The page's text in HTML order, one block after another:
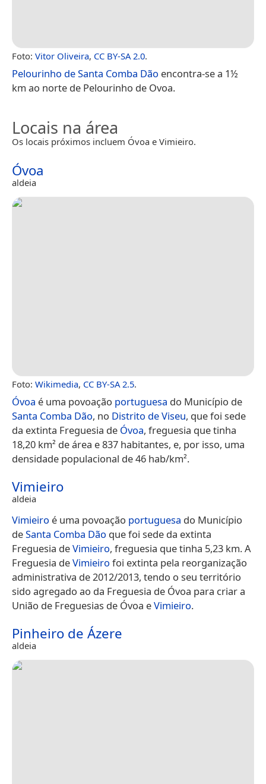
Foto: Vitor Oliveira, CC BY-SA 2.0.
Pelourinho de Santa Comba Dão encontra-se a 1½
km ao norte de Pelourinho de Ovoa.
Locais na área
Os locais próximos incluem Óvoa e Vimieiro.
Óvoa
aldeia
Foto: Wikimedia, CC BY-SA 2.5.
Óvoa é uma povoação portuguesa do Município de
Santa Comba Dão, no Distrito de Viseu, que foi sede
da extinta Freguesia de Óvoa, freguesia que tinha
18,20 km² de área e 837 habitantes, e, por isso, uma
densidade populacional de 46 hab/km².
Vimieiro
aldeia
Vimieiro é uma povoação portuguesa do Município
deSanta Comba Dão que foi sede da extinta
Freguesia deVimieiro, freguesia que tinha 5,23 km. A
Freguesia deVimieiro foi extinta pela reorganização
administrativa de 2012/2013, tendo o seu território
sido agregado ao da Freguesia de Óvoa para criar a
União de Freguesias de Óvoa eVimieiro.
Pinheiro de Ázere
aldeia